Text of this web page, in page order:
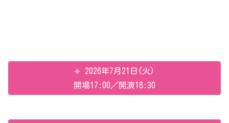
2026年7月21日(火)
開場17:00／開演18:30